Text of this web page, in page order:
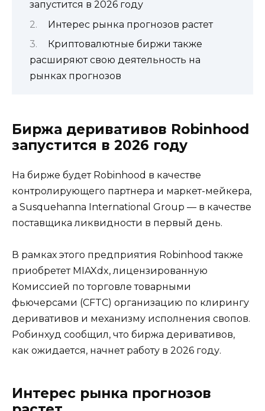
запустится в 2026 году
Интерес рынка прогнозов растет
Криптовалютные биржи также
расширяют свою деятельность на
рынках прогнозов
Биржа деривативов Robinhood
запустится в 2026 году
На бирже будет Robinhood в качестве
контролирующего партнера и маркет-мейкера,
а Susquehanna International Group — в качестве
поставщика ликвидности в первый день.
В рамках этого предприятия Robinhood также
приобретет MIAXdx, лицензированную
Комиссией по торговле товарными
фьючерсами (CFTC) организацию по клирингу
деривативов и механизму исполнения свопов.
Робинхуд сообщил, что биржа деривативов,
как ожидается, начнет работу в 2026 году.
Интерес рынка прогнозов